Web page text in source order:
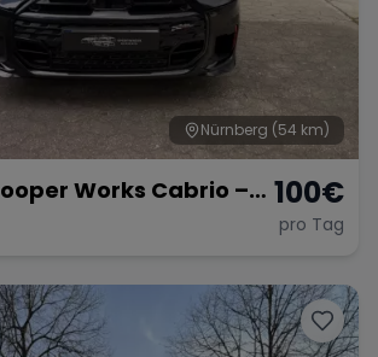
Nürnberg (54 km)
Works Cabrio –
Verdeck
100€
pro Tag